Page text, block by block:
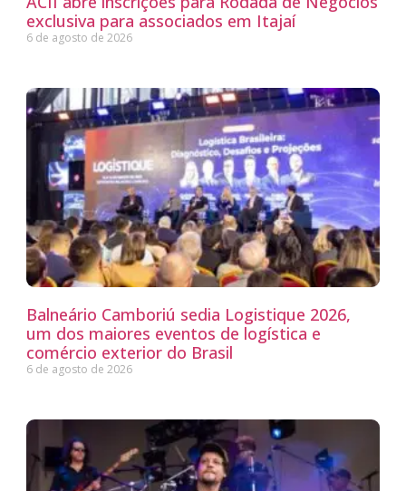
exclusiva para associados em Itajaí
6 de agosto de 2026
Balneário Camboriú sedia Logistique 2026,
um dos maiores eventos de logística e
comércio exterior do Brasil
6 de agosto de 2026